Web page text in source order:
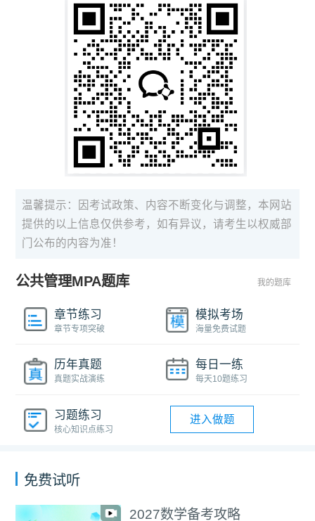
温馨提示：因考试政策、内容不断变化与调整，本网站
提供的以上信息仅供参考，如有异议，请考生以权威部
门公布的内容为准！
公共管理MPA题库 我的题库
章节练习
章节专项突破
模拟考场
海量免费试题
历年真题
真题实战演练
每日一练
每天10题练习
习题练习
核心知识点练习
进入做题
免费试听